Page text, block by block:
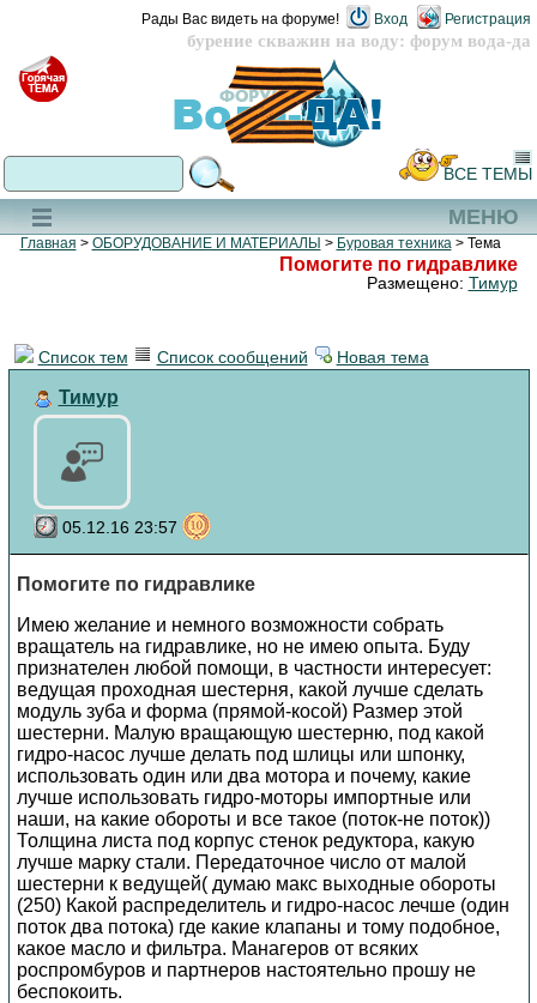
бурение скважин на воду: форум вода-да
Рады Вас видеть на форуме! Вход Регистрация
МЕНЮ
ВСЕ ТЕМЫ
Главная > ОБОРУДОВАНИЕ И МАТЕРИАЛЫ > Буровая техника> Тема
Помогите по гидравлике
Размещено: Тимур
Список тем Список сообщений Новая тема
Тимур
05.12.16 23:57
Помогите по гидравлике
Имею желание и немного возможности собрать
вращатель на гидравлике, но не имею опыта. Буду
признателен любой помощи, в частности интересует:
ведущая проходная шестерня, какой лучше сделать
модуль зуба и форма (прямой-косой) Размер этой
шестерни. Малую вращающую шестерню, под какой
гидро-насос лучше делать под шлицы или шпонку,
использовать один или два мотора и почему, какие
лучше использовать гидро-моторы импортные или
наши, на какие обороты и все такое (поток-не поток))
Толщина листа под корпус стенок редуктора, какую
лучше марку стали. Передаточное число от малой
шестерни к ведущей( думаю макс выходные обороты
(250) Какой распределитель и гидро-насос лечше (один
поток два потока) где какие клапаны и тому подобное,
какое масло и фильтра. Манагеров от всяких
роспромбуров и партнеров настоятельно прошу не
беспокоить.